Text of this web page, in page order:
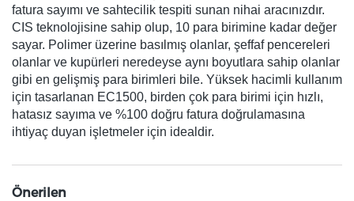
fatura sayımı ve sahtecilik tespiti sunan nihai aracınızdır.
CIS teknolojisine sahip olup, 10 para birimine kadar değer
sayar. Polimer üzerine basılmış olanlar, şeffaf pencereleri
olanlar ve kupürleri neredeyse aynı boyutlara sahip olanlar
gibi en gelişmiş para birimleri bile. Yüksek hacimli kullanım
için tasarlanan EC1500, birden çok para birimi için hızlı,
hatasız sayıma ve %100 doğru fatura doğrulamasına
ihtiyaç duyan işletmeler için idealdir.
Önerilen